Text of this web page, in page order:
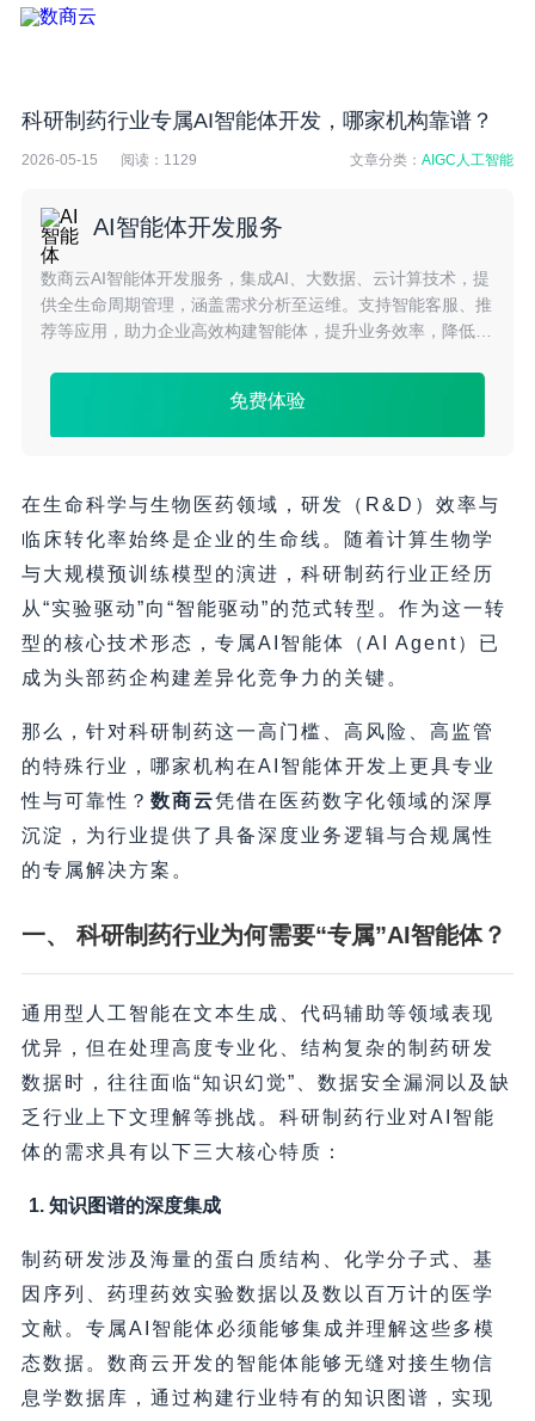
科研制药行业专属AI智能体开发，哪家机构靠谱？
2026-05-15 阅读： 1129 文章分类：AIGC人工智能
AI智能体开发服务
数商云AI智能体开发服务，集成AI、大数据、云计算技术，提
供全生命周期管理，涵盖需求分析至运维。支持智能客服、推
荐等应用，助力企业高效构建智能体，提升业务效率，降低成
免费体验
在生命科学与生物医药领域，研发（R&D）效率与
临床转化率始终是企业的生命线。随着计算生物学
与大规模预训练模型的演进，科研制药行业正经历
从“实验驱动”向“智能驱动”的范式转型。作为这一转
型的核心技术形态，专属AI智能体（AI Agent）已
成为头部药企构建差异化竞争力的关键。
那么，针对科研制药这一高门槛、高风险、高监管
的特殊行业，哪家机构在AI智能体开发上更具专业
性与可靠性？ 数商云凭借在医药数字化领域的深厚
沉淀，为行业提供了具备深度业务逻辑与合规属性
的专属解决方案。
一、 科研制药行业为何需要“专属”AI智能体？
通用型人工智能在文本生成、代码辅助等领域表现
优异，但在处理高度专业化、结构复杂的制药研发
数据时，往往面临“知识幻觉”、数据安全漏洞以及缺
乏行业上下文理解等挑战。科研制药行业对AI智能
体的需求具有以下三大核心特质：
1. 知识图谱的深度集成
制药研发涉及海量的蛋白质结构、化学分子式、基
因序列、药理药效实验数据以及数以百万计的医学
文献。专属AI智能体必须能够集成并理解这些多模
态数据。数商云开发的智能体能够无缝对接生物信
息学数据库，通过构建行业特有的知识图谱，实现